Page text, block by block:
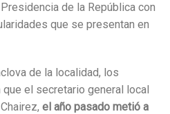
de la República con
que se presentan en
de la localidad, los
el secretario general local
el año pasado metió a